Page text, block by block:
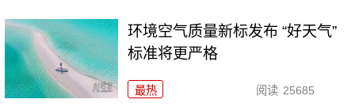
环境空气质量新标发布 “好天气”
标准将更严格
最热 阅读 25685